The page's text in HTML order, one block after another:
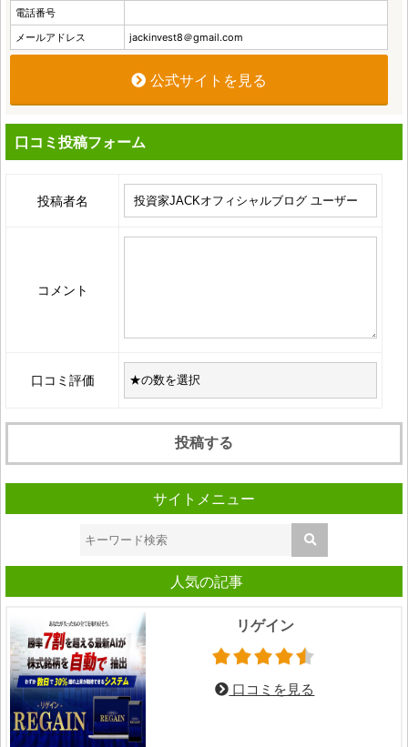
電話番号
メールアドレス
jackinvest8＠gmail.com
公式サイトを見る
口コミ投稿フォーム
投稿者名
コメント
口コミ評価
サイトメニュー
人気の記事
リゲイン
口コミを見る